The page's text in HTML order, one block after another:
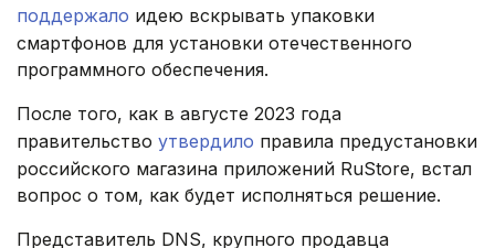
поддержало идею вскрывать упаковки
смартфонов для установки отечественного
программного обеспечения.
После того, как в августе 2023 года
правительство утвердило правила предустановки
российского магазина приложений RuStore, встал
вопрос о том, как будет исполняться решение.
Представитель DNS, крупного продавца